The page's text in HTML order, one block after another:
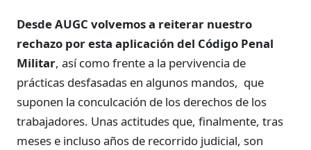
Desde AUGC volvemos a reiterar nuestro
rechazo por esta aplicación del Código Penal
Militar, así como frente a la pervivencia de
prácticas desfasadas en algunos mandos, que
suponen la conculcación de los derechos de los
trabajadores. Unas actitudes que, finalmente, tras
meses e incluso años de recorrido judicial, son